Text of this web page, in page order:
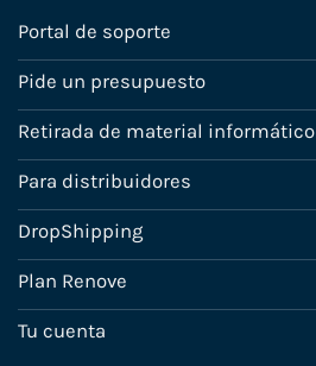
Portal de soporte
Pide un presupuesto
Retirada de material informático
Para distribuidores
DropShipping
Plan Renove
Tu cuenta